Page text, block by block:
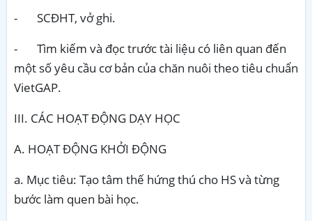
- SCĐHT, vở ghi.
- Tìm kiếm và đọc trước tài liệu có liên quan đến
một số yêu cầu cơ bản của chăn nuôi theo tiêu chuẩn
VietGAP.
III. CÁC HOẠT ĐỘNG DẠY HỌC
A. HOẠT ĐỘNG KHỞI ĐỘNG
a. Mục tiêu: Tạo tâm thế hứng thú cho HS và từng
bước làm quen bài học.